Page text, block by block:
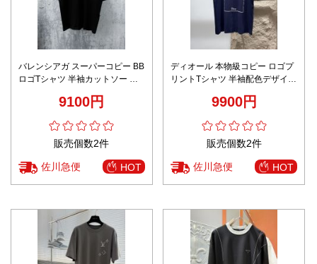
バレンシアガ スーパーコピー BB
ロゴTシャツ 半袖カットソー バ
9100円
販売個数2件
佐川急便 HOT
ディオール 本物級コピー ロゴプ
リントTシャツ 半袖配色デザイン
9900円
販売個数2件
佐川急便 HOT